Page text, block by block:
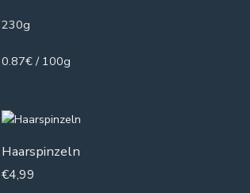
230g
0.87€ / 100g
Haarspinzeln
€4,99